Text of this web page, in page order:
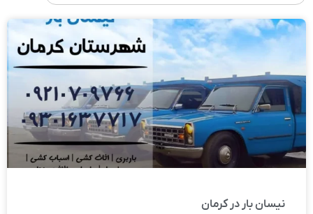
نیسان بار در کرمان